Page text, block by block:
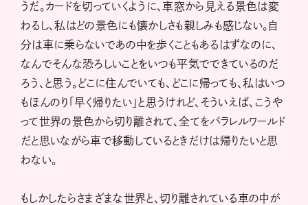
うだ。カードを切っていくように、車窓から見える景色は変
わるし、私はどの景色にも懐かしさも親しみも感じない。自
分は車に乗らないであの中を歩くこともあるはずなのに、
なんでそんな恐ろしいことをいつも平気でできているのだ
ろう、と思う。どこに住んでいても、どこに帰っても、私はいつ
もほんのり「早く帰りたい」と思うけれど、そういえば、こうや
って世界の景色から切り離されて、全てをパラレルワールド
だと思いながら車で移動しているときだけは帰りたいと思
わない。
もしかしたらさまざまな世界と、切り離されている車の中が